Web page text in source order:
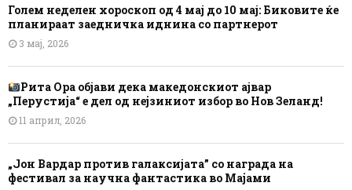
Голем неделен хороскоп од 4 мај до 10 мај: Биковите ќе
планираат заедничка иднина со партнерот
3 мај, 2026
Рита Ора објави дека македонскиот ајвар
„Перустија“ е дел од нејзиниот избор во Нов Зеланд!
11 април, 2026
„Јон Вардар против галаксијата” со награда на
фестивал за научна фантастика во Мајами